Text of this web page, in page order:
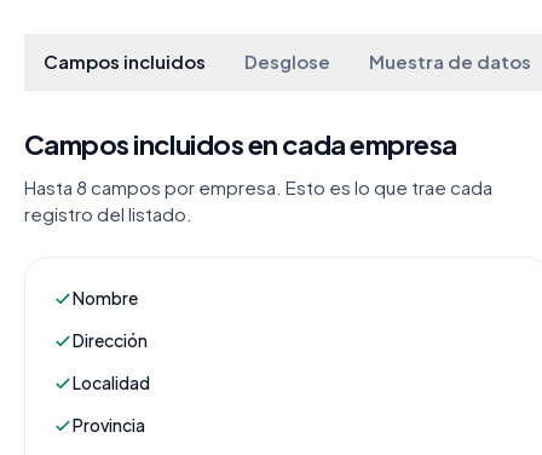
Campos incluidos Desglose Muestra de datos
Campos incluidos en cada empresa
Hasta 8 campos por empresa. Esto es lo que trae cada
registro del listado.
Nombre
Dirección
Localidad
Provincia